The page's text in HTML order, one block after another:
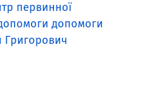
первинної
допомоги
Григорович